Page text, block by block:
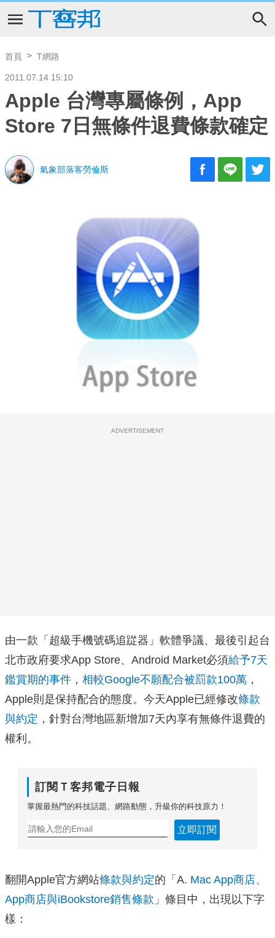
首頁 T網路
2011.07.14 15:10
Apple 台灣專屬條例，App
Store 7日無條件退費條款確定
氣象部落客勞倫斯
ADVERTISEMENT
由一款「超級手機號碼追踨器」軟體爭議、最後引起台
北市政府要求App Store、Android Market必須給予7天
鑑賞期的事件 ， 相較Google不願配合被罰款100萬 ，
Apple則是保持配合的態度。今天Apple已經修改條款
與約定 ，針對台灣地區新增加7天內享有無條件退費的
權利。
訂閱Ｔ客邦電子日報
掌握最熱門的科技話題、網路動態，升級你的科技原力！
立即訂閱
翻開Apple官方網站條款與約定的「A. Mac App商店、
App商店與iBookstore銷售條款 」條目中，出現以下字
樣：